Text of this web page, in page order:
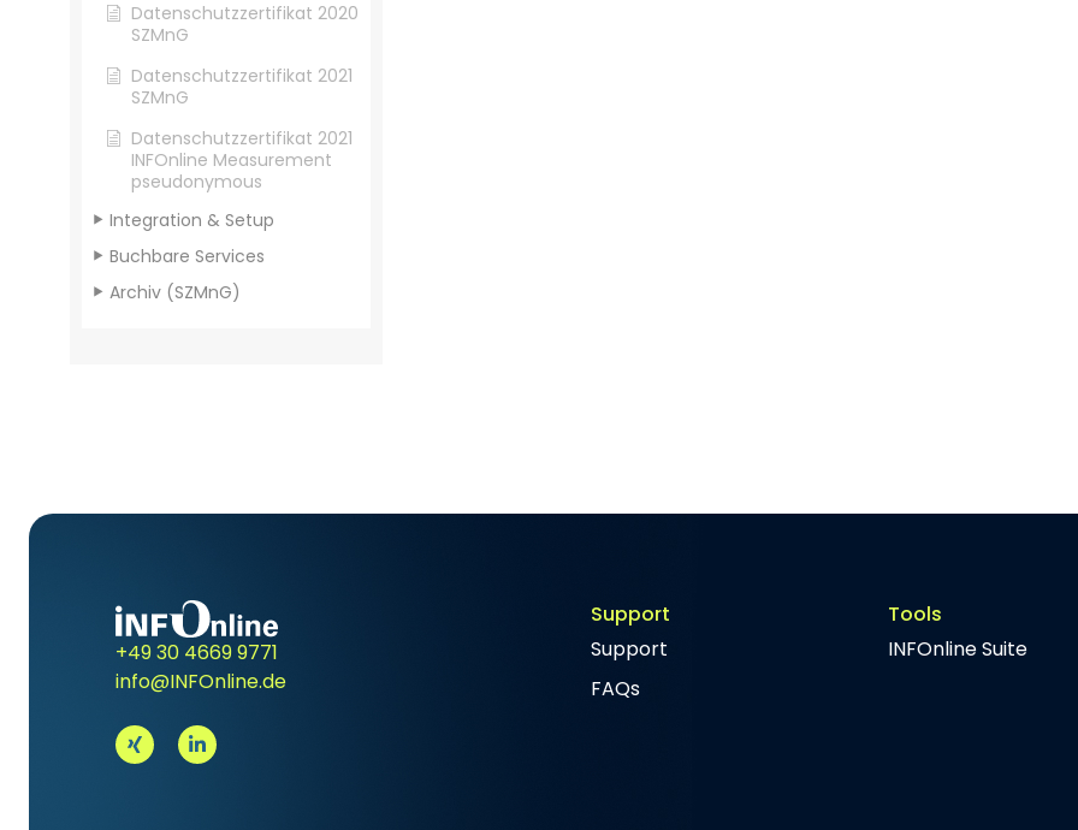
Datenschutzzertifikat 2020
SZMnG
Datenschutzzertifikat 2021
SZMnG
Datenschutzzertifikat 2021
INFOnline Measurement
pseudonymous
Integration & Setup
Buchbare Services
Archiv (SZMnG)
+49 30 4669 9771
info@INFOnline.de
Support
Support
FAQs
Tools
INFOnline Suite